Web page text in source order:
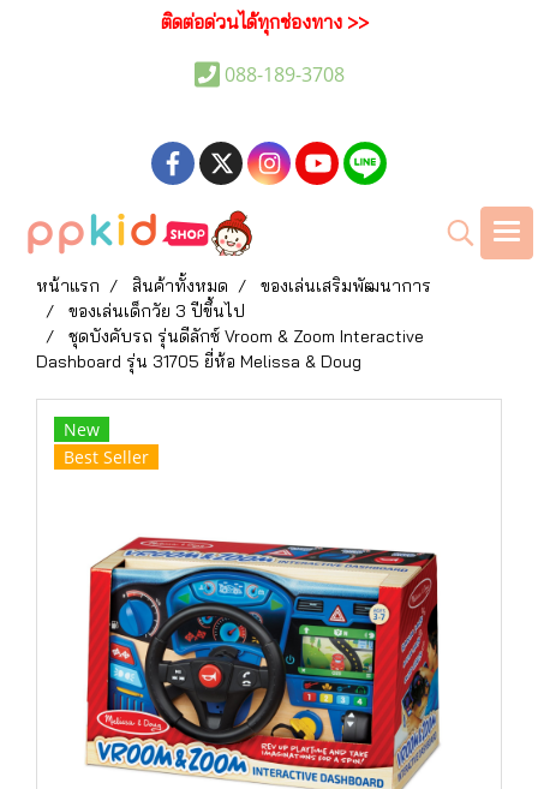
ติดต่อด่วนได้ทุกช่องทาง >>
088-189-3708
หน้าแรก สินค้าทั้งหมด
ของเล่นเสริมพัฒนาการ
ของเล่นเด็กวัย 3 ปีขึ้นไป
ชุดบังคับรถ รุ่นดีลักซ์ Vroom & Zoom Interactive
Dashboard รุ่น 31705 ยี่ห้อ Melissa & Doug
New
Best Seller